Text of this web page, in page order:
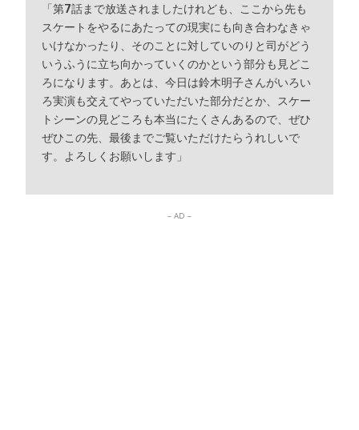
「第7話まで放送されましたけれども、ここから先も
スケートをやるにあたっての現実にも向き合わなきゃ
いけなかったり、そのことに対していのりと司がどう
いうふうに立ち向かっていくのかという部分も見どこ
ろになります。あとは、今日は鈴木明子さんがいろい
ろ実演も交えてやっていただいた部分だとか、スケー
トシーンの見どころも本当にたくさんあるので、ぜひ
ぜひこの先、最後までご覧いただけたらうれしいで
す。よろしくお願いします」
– AD –